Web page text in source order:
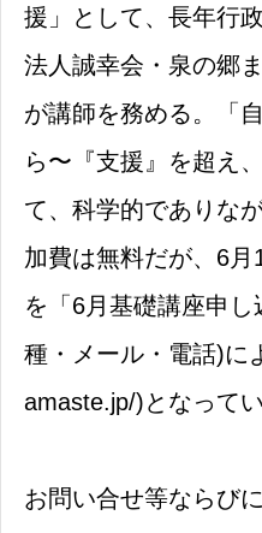
援」として、長年行
法人誠幸会・泉の郷
が講師を務める。「
ら〜『支援』を超え
て、科学的でありな
加費は無料だが、6
を「6月基礎講座申
種・メール・電話)に
amaste.jp/)となってい
お問い合せ等ならび